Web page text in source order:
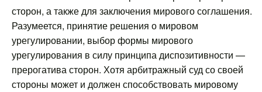
сторон, а также для заключения мирового соглашения.
Разумеется, принятие решения о мировом
урегулировании, выбор формы мирового
урегулирования в силу принципа диспозитивности —
прерогатива сторон. Хотя арбитражный суд со своей
стороны может и должен способствовать мировому